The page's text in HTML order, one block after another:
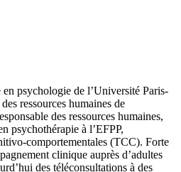
psychologie de l’Université Paris-
ressources humaines de
des ressources humaines,
psychothérapie à l’EFPP,
comportementales (TCC). Forte
clinique auprès d’adultes
des téléconsultations à des